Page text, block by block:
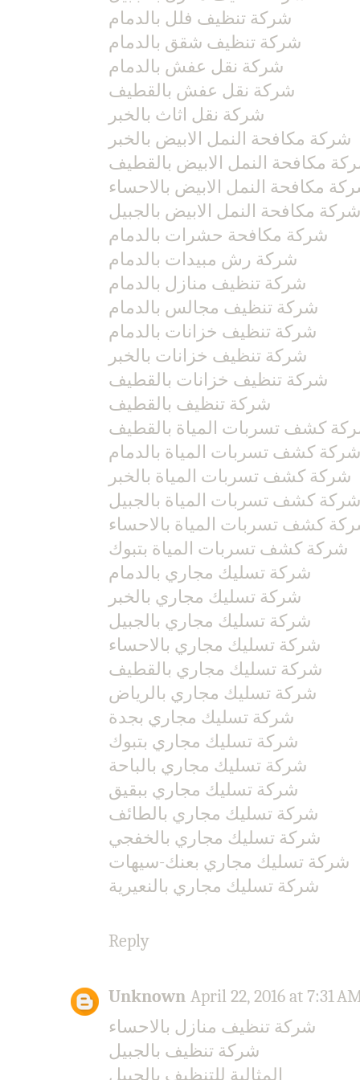
شركة تنظيف فلل بالدمام
شركة تنظيف شقق بالدمام
شركة نقل عفش بالدمام
شركة نقل عفش بالقطيف
شركة نقل اثاث بالخبر
شركة مكافحة النمل الابيض بالخبر
مكافحة النمل الابيض بالقطيف
مكافحة النمل الابيض بالاحساء
شركة مكافحة النمل الابيض بالجبيل
شركة مكافحة حشرات بالدمام
شركة رش مبيدات بالدمام
شركة تنظيف منازل بالدمام
شركة تنظيف مجالس بالدمام
شركة تنظيف خزانات بالدمام
شركة تنظيف خزانات بالخبر
شركة تنظيف خزانات بالقطيف
شركة تنظيف بالقطيف
كشف تسربات المياة بالقطيف
شركة كشف تسربات المياة بالدمام
شركة كشف تسربات المياة بالخبر
شركة كشف تسربات المياة بالجبيل
كشف تسربات المياة بالاحساء
شركة كشف تسربات المياة بتبوك
شركة تسليك مجاري بالدمام
شركة تسليك مجاري بالخبر
شركة تسليك مجاري بالجبيل
شركة تسليك مجاري بالاحساء
شركة تسليك مجاري بالقطيف
شركة تسليك مجاري بالرياض
شركة تسليك مجاري بجدة
شركة تسليك مجاري بتبوك
شركة تسليك مجاري بالباحة
شركة تسليك مجاري ببقيق
شركة تسليك مجاري بالطائف
شركة تسليك مجاري بالخفجي
شركة تسليك مجاري بعنك-سيهات
شركة تسليك مجاري بالنعيرية
Reply
Unknown April 22, 2016 at 7:31
شركة تنظيف منازل بالاحساء
شركة تنظيف بالجبيل
المثالية للتنظيف بالجبيل